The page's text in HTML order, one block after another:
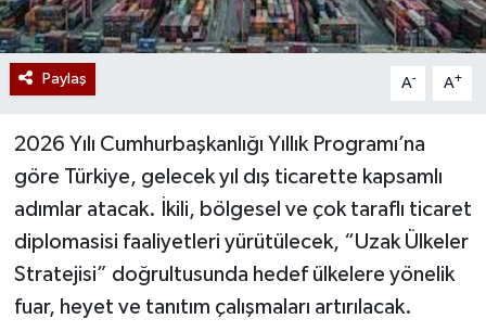
Paylaş A- A+
2026 Yılı Cumhurbaşkanlığı Yıllık Programı’na
göre Türkiye, gelecek yıl dış ticarette kapsamlı
adımlar atacak. İkili, bölgesel ve çok taraflı ticaret
diplomasisi faaliyetleri yürütülecek, “Uzak Ülkeler
Stratejisi” doğrultusunda hedef ülkelere yönelik
fuar, heyet ve tanıtım çalışmaları artırılacak.